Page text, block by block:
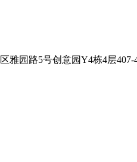
雅园路5号创意园Y4栋4层407-